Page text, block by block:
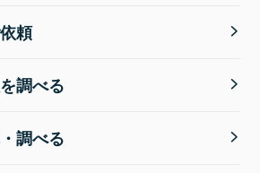
頼
調べる
調べる